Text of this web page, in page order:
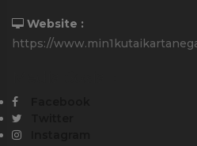
Website :
https://